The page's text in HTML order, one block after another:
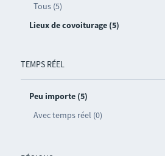
Tous (5)
Lieux de covoiturage (5)
TEMPS RÉEL
Peu importe (5)
Avec temps réel (0)